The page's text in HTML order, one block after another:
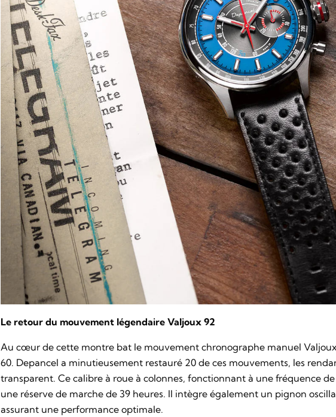
Le retour du mouvement légendaire Valjoux 92
Au cœur de cette montre bat le mouvement chronographe manuel
60. Depancel a minutieusement restauré 20 de ces mouvements, les
transparent. Ce calibre à roue à colonnes, fonctionnant à une fréquence
une réserve de marche de 39 heures. Il intègre également un pignon
assurant une performance optimale.